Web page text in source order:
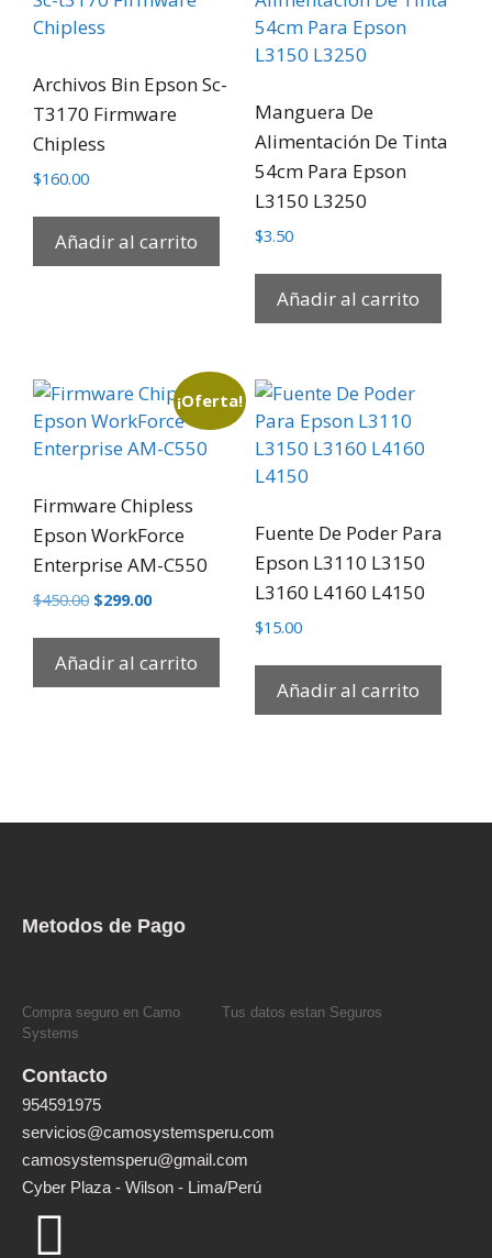
Archivos Bin Epson Sc-
T3170 Firmware
Chipless
$160.00
Añadir al carrito
Manguera De
Alimentación De Tinta
54cm Para Epson
L3150 L3250
$3.50
Añadir al carrito
¡Oferta!
Firmware Chipless
Epson WorkForce
Enterprise AM-C550
$450.00 $299.00
Añadir al carrito
Fuente De Poder Para
Epson L3110 L3150
L3160 L4160 L4150
$15.00
Añadir al carrito
Metodos de Pago
Compra seguro en Camo
Systems
Tus datos estan Seguros
Contacto
954591975
servicios@camosystemsperu.com
camosystemsperu@gmail.com
Cyber Plaza - Wilson - Lima/Perú